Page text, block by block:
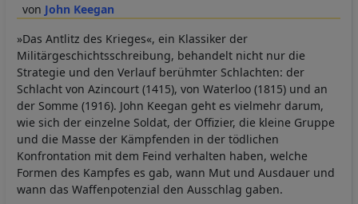
John Keegan
»Das Antlitz des Krieges«, ein Klassiker der
Militärgeschichtsschreibung, behandelt nicht nur die
Strategie und den Verlauf berühmter Schlachten: der
Schlacht von Azincourt (1415), von Waterloo (1815) und an
der Somme (1916). John Keegan geht es vielmehr darum,
wie sich der einzelne Soldat, der Offizier, die kleine Gruppe
und die Masse der Kämpfenden in der tödlichen
Konfrontation mit dem Feind verhalten haben, welche
Formen des Kampfes es gab, wann Mut und Ausdauer und
wann das Waffenpotenzial den Ausschlag gaben.